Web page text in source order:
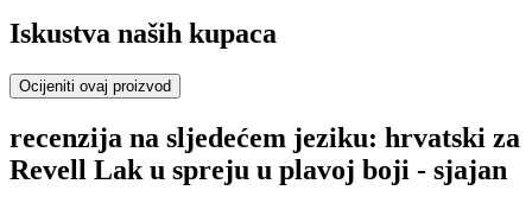
Iskustva naših kupaca
Ocijeniti ovaj proizvod
recenzija na sljedećem jeziku: hrvatski za
Revell Lak u spreju u plavoj boji - sjajan